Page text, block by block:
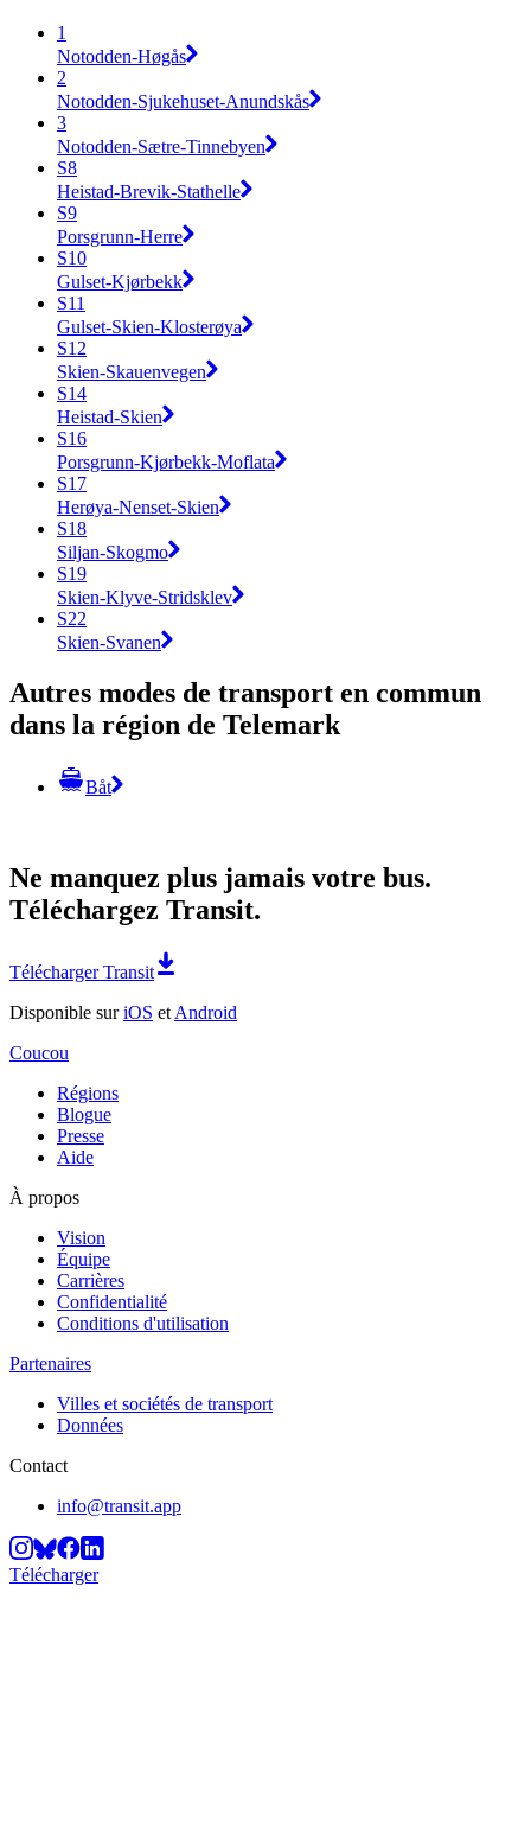
1
Notodden-Høgås
2
Notodden-Sjukehuset-Anundskås
3
Notodden-Sætre-Tinnebyen
S8
Heistad-Brevik-Stathelle
S9
Porsgrunn-Herre
S10
Gulset-Kjørbekk
S11
Gulset-Skien-Klosterøya
S12
Skien-Skauenvegen
S14
Heistad-Skien
S16
Porsgrunn-Kjørbekk-Moflata
S17
Herøya-Nenset-Skien
S18
Siljan-Skogmo
S19
Skien-Klyve-Stridsklev
S22
Skien-Svanen
Autres modes de transport en commun
dans la région de Telemark
Båt
Ne manquez plus jamais votre bus.
Téléchargez Transit.
Télécharger Transit
Disponible suriOS et Android
Coucou
Régions
Blogue
Presse
Aide
À propos
Vision
Équipe
Carrières
Confidentialité
Conditions d'utilisation
Partenaires
Villes et sociétés de transport
Données
Contact
info@transit.app
Télécharger